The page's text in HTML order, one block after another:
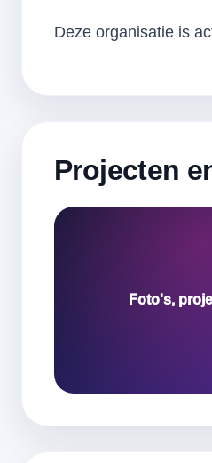
Deze organisatie is
Projecten
Foto's,